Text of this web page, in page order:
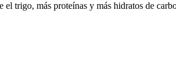
trigo, más proteínas y más hidratos de